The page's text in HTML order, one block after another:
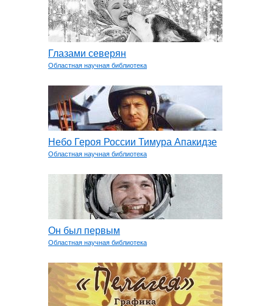
Глазами северян
Областная научная библиотека
Небо Героя России Тимура Апакидзе
Областная научная библиотека
Он был первым
Областная научная библиотека